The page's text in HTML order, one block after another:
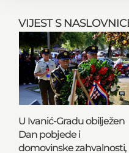
VIJEST S
U Ivanić-Gradu obilježen
Dan pobjede i
domovinske zahvalnosti,